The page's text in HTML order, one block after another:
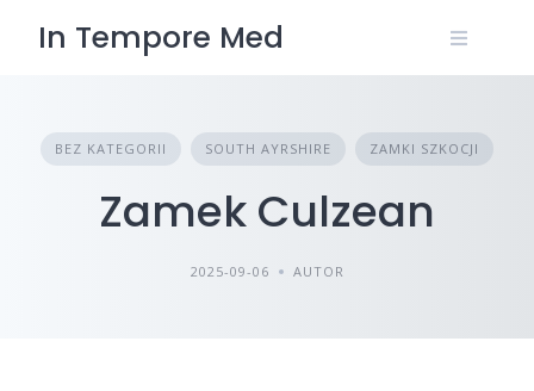
In Tempore Med
BEZ KATEGORII SOUTH AYRSHIRE ZAMKI SZKOCJI
Zamek Culzean
2025-09-06 AUTOR